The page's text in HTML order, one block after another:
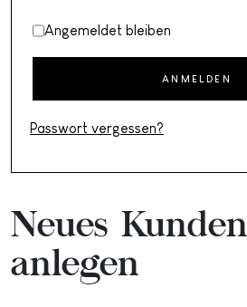
Angemeldet bleiben
ANMELDEN
Passwort vergessen?
Neues
anlegen